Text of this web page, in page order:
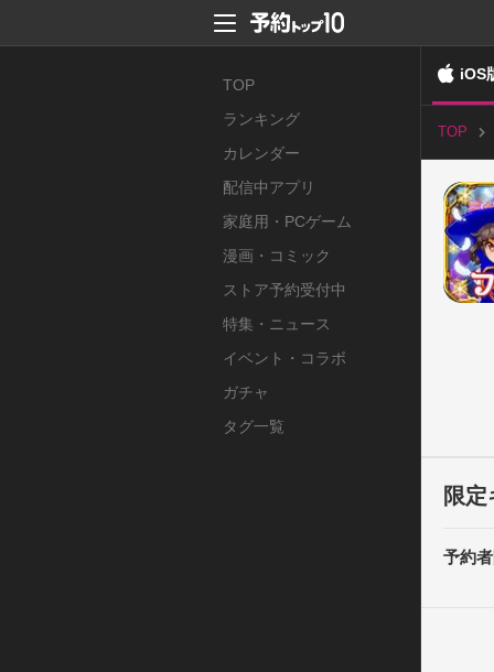
TOP
ランキング
カレンダー
配信中アプリ
家庭用・PCゲーム
漫画・コミック
ストア予約受付中
特集・ニュース
イベント・コラボ
ガチャ
タグ一覧
iOS
TOP
限
予約